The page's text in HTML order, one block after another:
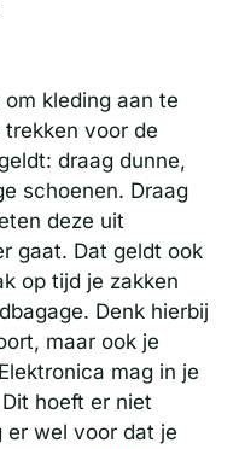
kleding aan te
voor de
draag dunne,
schoenen. Draag
deze uit
gaat. Dat geldt ook
op tijd je zakken
Denk hierbij
maar ook je
mag in je
hoeft er niet
er wel voor dat je